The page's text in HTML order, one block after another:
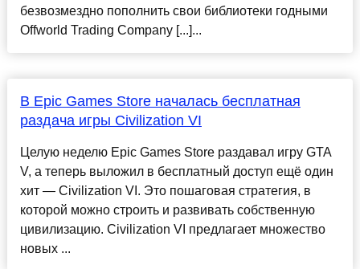
безвозмездно пополнить свои библиотеки годными
Offworld Trading Company [...]...
В Epic Games Store началась бесплатная
раздача игры Civilization VI
Целую неделю Epic Games Store раздавал игру GTA
V, а теперь выложил в бесплатный доступ ещё один
хит — Civilization VI. Это пошаговая стратегия, в
которой можно строить и развивать собственную
цивилизацию. Civilization VI предлагает множество
новых ...